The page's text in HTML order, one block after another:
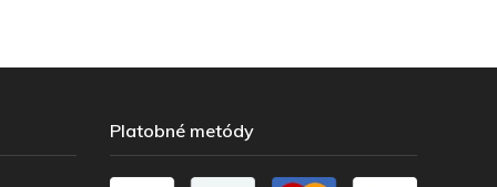
Platobné metódy